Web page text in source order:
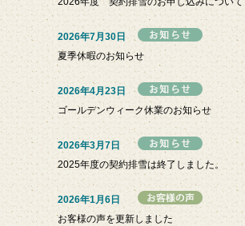
2026年7月30日
夏季休暇のお知らせ
2026年4月23日
ゴールデンウィーク休業のお知らせ
2026年3月7日
2025年度の契約排雪は終了しました。
2026年1月6日
お客様の声を更新しました